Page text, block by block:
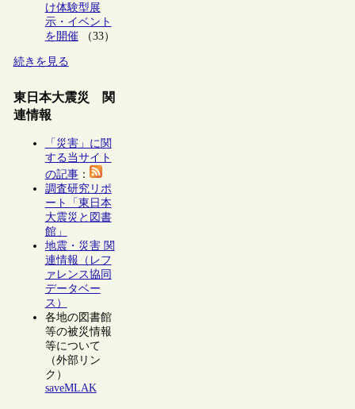
け体験型展
示・イベント
を開催（33）
続きを見る
東日本大震災 関
連情報
「災害」に関
する当サイト
の記事：
調査研究リポ
ート「東日本
大震災と図書
館」
地震・災害 関
連情報（レフ
ァレンス協同
データベー
ス）
各地の図書館
等の被災情報
等について
（外部リン
ク）
saveMLAK